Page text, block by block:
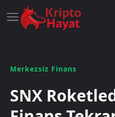
Merkezsiz Finans
SNX